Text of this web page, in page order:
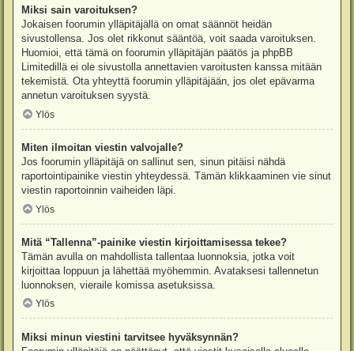
Miksi sain varoituksen?
Jokaisen foorumin ylläpitäjällä on omat säännöt heidän
sivustollensa. Jos olet rikkonut sääntöä, voit saada varoituksen.
Huomioi, että tämä on foorumin ylläpitäjän päätös ja phpBB
Limitedillä ei ole sivustolla annettavien varoitusten kanssa mitään
tekemistä. Ota yhteyttä foorumin ylläpitäjään, jos olet epävarma
annetun varoituksen syystä.
Ylös
Miten ilmoitan viestin valvojalle?
Jos foorumin ylläpitäjä on sallinut sen, sinun pitäisi nähdä
raportointipainike viestin yhteydessä. Tämän klikkaaminen vie sinut
viestin raportoinnin vaiheiden läpi.
Ylös
Mitä “Tallenna”-painike viestin kirjoittamisessa tekee?
Tämän avulla on mahdollista tallentaa luonnoksia, jotka voit
kirjoittaa loppuun ja lähettää myöhemmin. Avataksesi tallennetun
luonnoksen, vieraile komissa asetuksissa.
Ylös
Miksi minun viestini tarvitsee hyväksynnän?